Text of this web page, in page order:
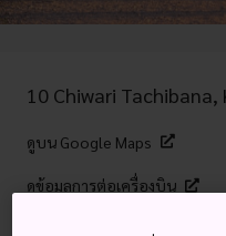
10 Chiwari
ดูบน Google Maps
ดูข้อมูลการต่อเครื่องบิน